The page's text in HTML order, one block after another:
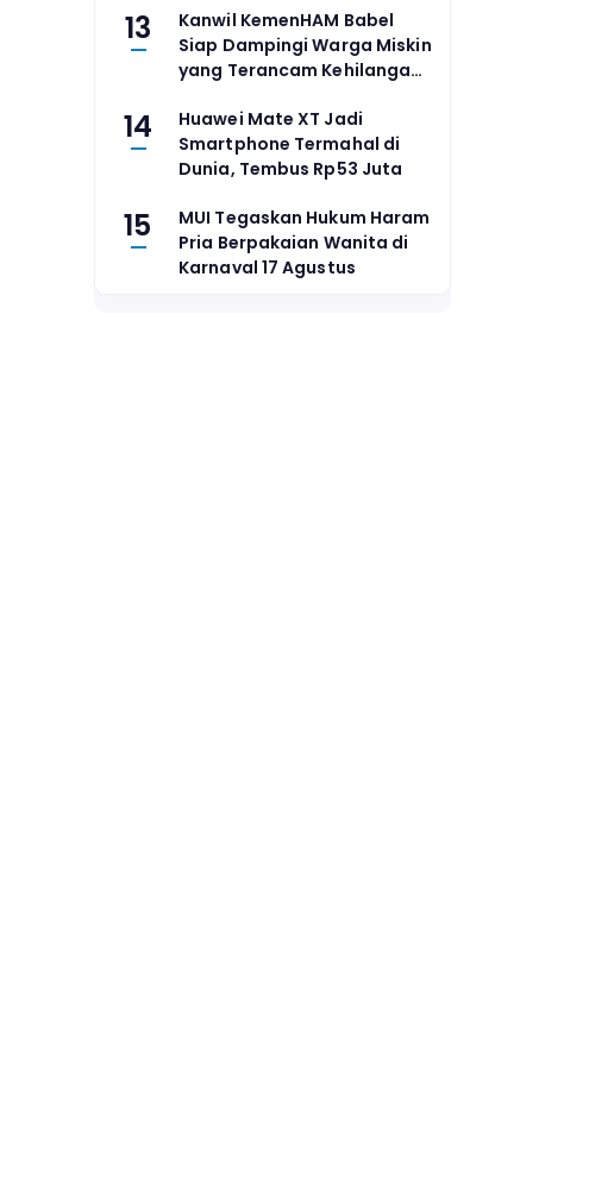
13
Kanwil KemenHAM Babel
Siap Dampingi Warga Miskin
yang Terancam Kehilangan
Tepat Sasaran
14
Huawei Mate XT Jadi
Smartphone Termahal di
Dunia, Tembus Rp53 Juta
15
MUI Tegaskan Hukum Haram
Pria Berpakaian Wanita di
Karnaval 17 Agustus